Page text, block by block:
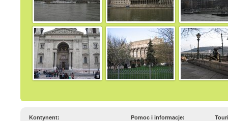
Kontynent: Pomoc i informacje: